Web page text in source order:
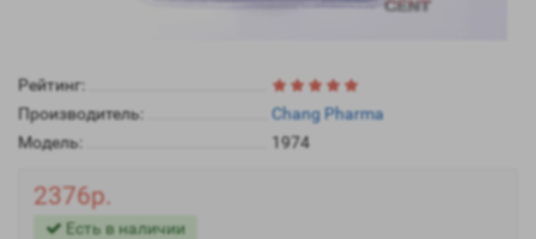
Рейтинг:
Производитель:
Chang Pharma
Модель:
1974
2376р.
Есть в наличии